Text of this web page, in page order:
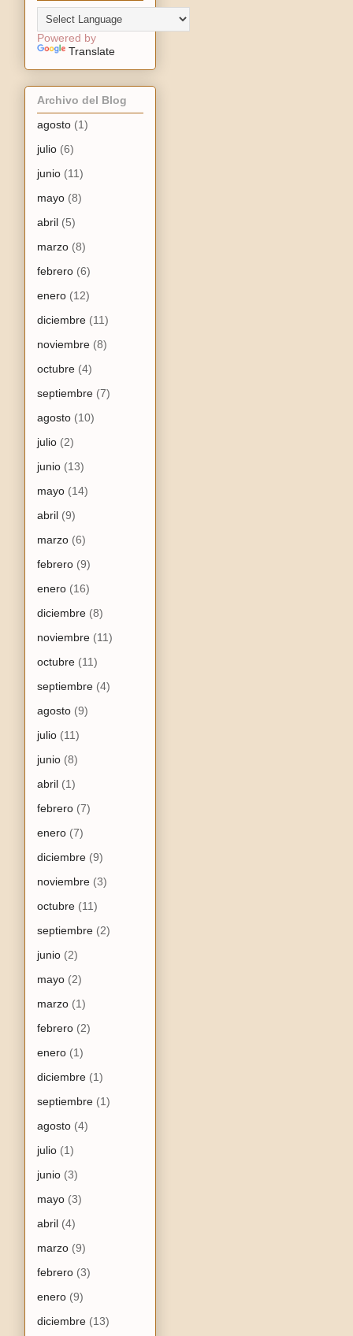
Powered by
Translate
Archivo del Blog
agosto (1)
julio (6)
junio (11)
mayo (8)
abril (5)
marzo (8)
febrero (6)
enero (12)
diciembre (11)
noviembre (8)
octubre (4)
septiembre (7)
agosto (10)
julio (2)
junio (13)
mayo (14)
abril (9)
marzo (6)
febrero (9)
enero (16)
diciembre (8)
noviembre (11)
octubre (11)
septiembre (4)
agosto (9)
julio (11)
junio (8)
abril (1)
febrero (7)
enero (7)
diciembre (9)
noviembre (3)
octubre (11)
septiembre (2)
junio (2)
mayo (2)
marzo (1)
febrero (2)
enero (1)
diciembre (1)
septiembre (1)
agosto (4)
julio (1)
junio (3)
mayo (3)
abril (4)
marzo (9)
febrero (3)
enero (9)
diciembre (13)